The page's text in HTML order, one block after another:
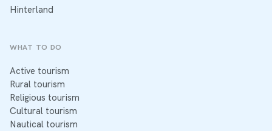
Hinterland
WHAT TO DO
Active tourism
Rural tourism
Religious tourism
Cultural tourism
Nautical tourism